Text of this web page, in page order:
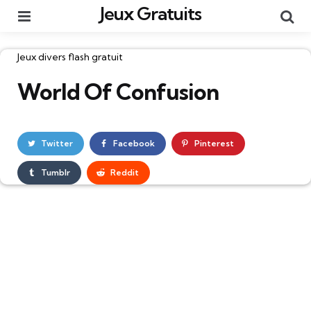
Jeux Gratuits
Catégories
Jeux divers flash gratuit
World Of Confusion
Twitter Facebook Pinterest
Tumblr Reddit